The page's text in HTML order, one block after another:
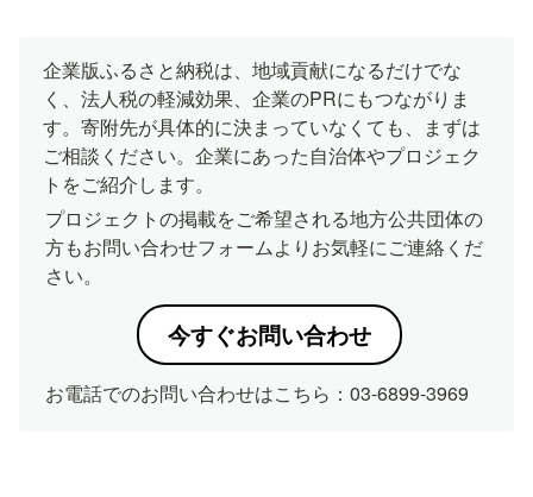
企業版ふるさと納税は、地域貢献になるだけでな
く、法人税の軽減効果、企業のPRにもつながりま
す。寄附先が具体的に決まっていなくても、まずは
ご相談ください。企業にあった自治体やプロジェク
トをご紹介します。
プロジェクトの掲載をご希望される地方公共団体の
方もお問い合わせフォームよりお気軽にご連絡くだ
さい。
今すぐお問い合わせ
お電話でのお問い合わせはこちら：03-6899-3969